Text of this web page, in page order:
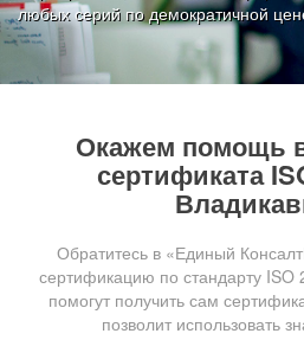
любых серий по демократичной
Окажем помощь
сертификата
Обратитесь в «Единый
сертификацию по стандарту
помогут получить сам
позволит использовать